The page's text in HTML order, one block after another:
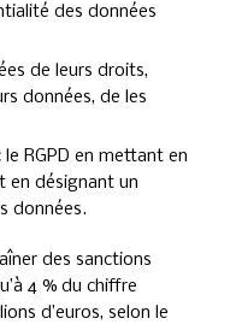
des données
de leurs droits,
données, de les
RGPD en mettant en
en désignant un
données.
des sanctions
4 % du chiffre
d’euros, selon le